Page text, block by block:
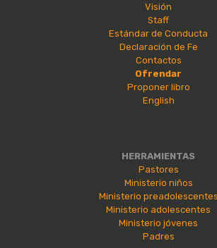
Visión
Staff
Estándar de Conducta
Declaración de Fe
Contactos
Ofrendar
Proponer libro
English
HERRAMIENTAS
Pastores
Ministerio niños
Ministerio preadolescentes
Ministerio adolescentes
Ministerio jóvenes
Padres